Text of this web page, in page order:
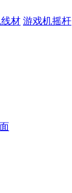
材 游戏机摇杆